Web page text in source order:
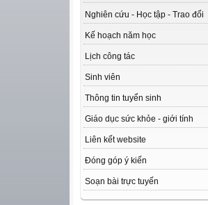
Nghiên cứu - Học tập - Trao đổi
Kế hoạch năm học
Lịch công tác
Sinh viên
Thông tin tuyển sinh
Giáo dục sức khỏe - giới tính
Liên kết website
Đóng góp ý kiến
Soạn bài trực tuyến